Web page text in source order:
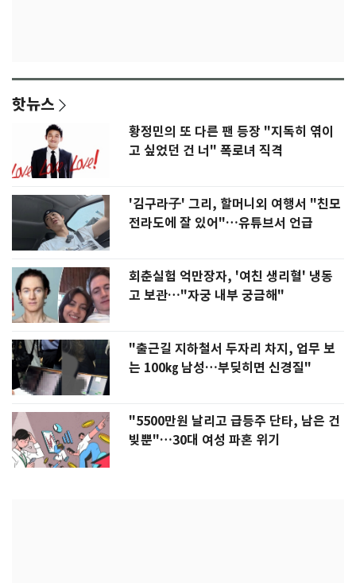
핫뉴스
황정민의 또 다른 팬 등장 "지독히 엮이
고 싶었던 건 너" 폭로녀 직격
'김구라子' 그리, 할머니외 여행서 "친모
전라도에 잘 있어"…유튜브서 언급
회춘실험 억만장자, '여친 생리혈' 냉동
고 보관…"자궁 내부 궁금해"
"출근길 지하철서 두자리 차지, 업무 보
는 100㎏ 남성…부딪히면 신경질"
"5500만원 날리고 급등주 단타, 남은 건
빚뿐"…30대 여성 파혼 위기